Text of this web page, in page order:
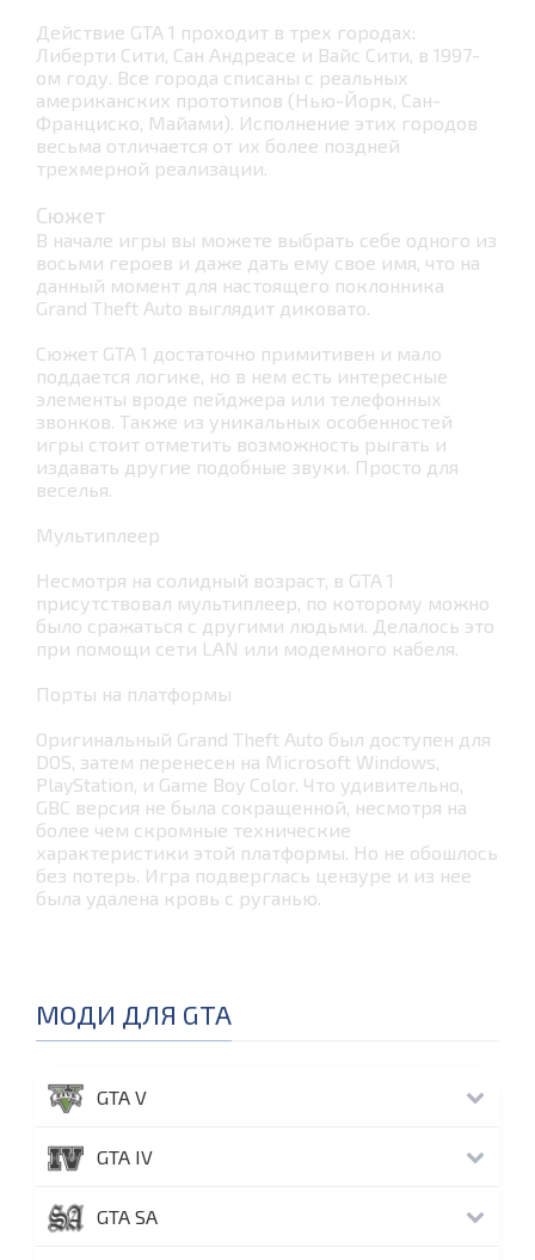
Действие GTA 1 проходит в трех городах:
Либерти Сити, Сан Андреасе и Вайс Сити, в 1997-
ом году. Все города списаны с реальных
американских прототипов (Нью-Йорк, Сан-
Франциско, Майами). Исполнение этих городов
весьма отличается от их более поздней
трехмерной реализации.
Сюжет
В начале игры вы можете выбрать себе одного из
восьми героев и даже дать ему свое имя, что на
данный момент для настоящего поклонника
Grand Theft Auto выглядит диковато.
Сюжет GTA 1 достаточно примитивен и мало
поддается логике, но в нем есть интересные
элементы вроде пейджера или телефонных
звонков. Также из уникальных особенностей
игры стоит отметить возможность рыгать и
издавать другие подобные звуки. Просто для
веселья.
Мультиплеер
Несмотря на солидный возраст, в GTA 1
присутствовал мультиплеер, по которому можно
было сражаться с другими людьми. Делалось это
при помощи сети LAN или модемного кабеля.
Порты на платформы
Оригинальный Grand Theft Auto был доступен для
DOS, затем перенесен на Microsoft Windows,
PlayStation, и Game Boy Color. Что удивительно,
GBC версия не была сокращенной, несмотря на
более чем скромные технические
характеристики этой платформы. Но не обошлось
без потерь. Игра подверглась цензуре и из нее
была удалена кровь с руганью.
МОДИ ДЛЯ GTA
GTA V
GTA IV
GTA SA